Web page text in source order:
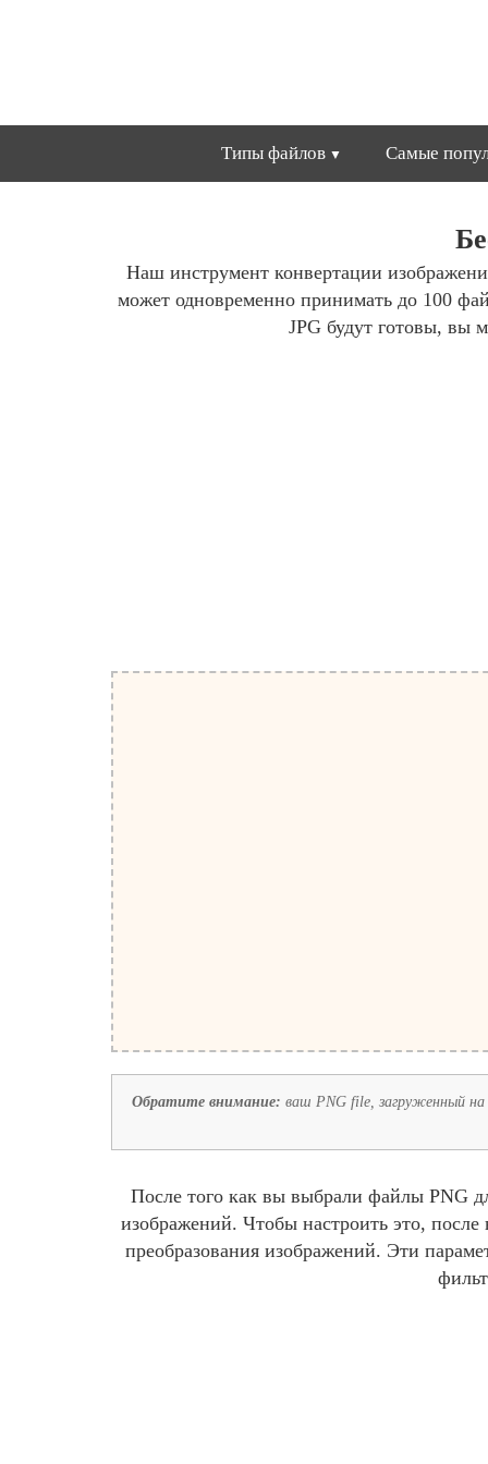
Типы файлов Самые
Наш инструмент конвертации
может одновременно принимать до 100
JPG будут готовы, вы
Обратите внимание: ваш PNG file, загруженный на
После того как вы выбрали файлы PNG
изображений. Чтобы настроить это,
преобразования изображений. Эти